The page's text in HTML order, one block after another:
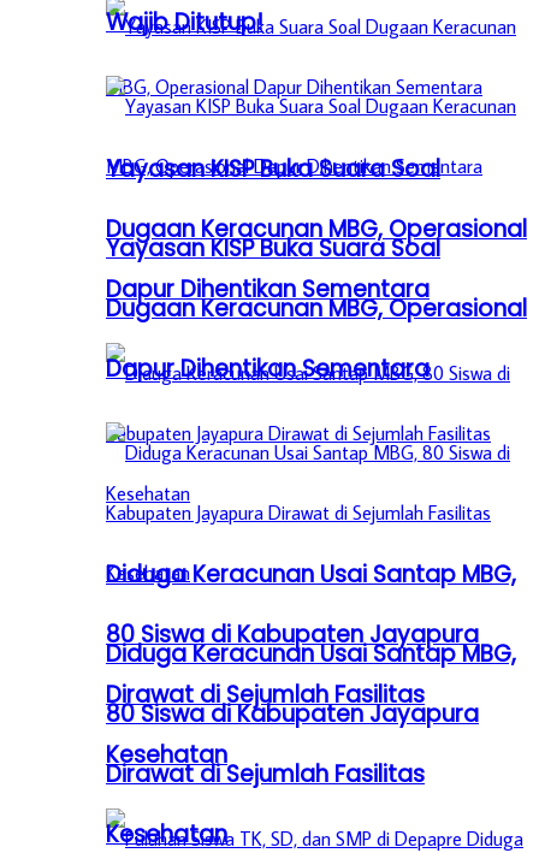
Yayasan KISP Buka Suara Soal
Dugaan Keracunan MBG, Operasional
Dapur Dihentikan Sementara
Diduga Keracunan Usai Santap MBG,
80 Siswa di Kabupaten Jayapura
Dirawat di Sejumlah Fasilitas
Kesehatan
Wajib Ditutup!
Yayasan KISP Buka Suara Soal
Dugaan Keracunan MBG, Operasional
Dapur Dihentikan Sementara
Diduga Keracunan Usai Santap MBG,
80 Siswa di Kabupaten Jayapura
Dirawat di Sejumlah Fasilitas
Kesehatan